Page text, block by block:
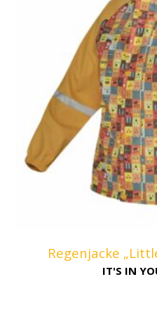
Regenjacke
IT'S IN